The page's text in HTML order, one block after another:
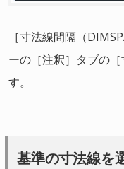
［寸法線間隔（
ーの［注釈］タブの
す。
基準の寸法線を